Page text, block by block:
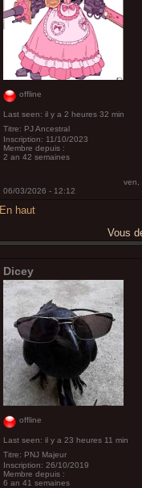
offline
Last seen: il y a 2 heures 32 min
Titre: PJ Ancestral
Inscription: 11/10/2023
Membre depuis :
2 an 42 semaines
ven,
06/03/2026 - 12:12
En haut
Vous
Dicey
offline
Last seen: il y a 23 heures 11 min
Titre: PNJ Majeur
Inscription: 26/10/2019
Membre depuis :
6 an 41 semaines